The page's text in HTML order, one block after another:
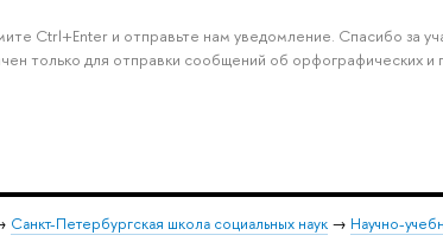
Ctrl+Enter и отправьте нам уведомление. Спасибо за
только для отправки сообщений об орфографических и
Санкт-Петербургская школа социальных наук → Научно-